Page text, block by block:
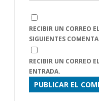
RECIBIR UN CORREO
SIGUIENTES
RECIBIR UN CORREO
ENTRADA.